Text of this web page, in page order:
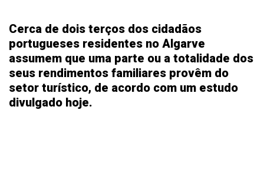
Cerca de dois terços dos cidadãos
portugueses residentes no Algarve
assumem que uma parte ou a totalidade dos
seus rendimentos familiares provêm do
setor turístico, de acordo com um estudo
divulgado hoje.